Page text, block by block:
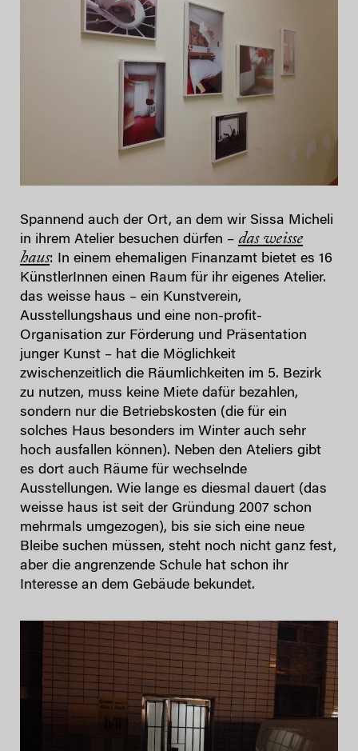
Spannend auch der Ort, an dem wir Sissa Micheli
in ihrem Atelier besuchen dürfen – das weisse
haus: In einem ehemaligen Finanzamt bietet es 16
KünstlerInnen einen Raum für ihr eigenes Atelier.
das weisse haus – ein Kunstverein,
Ausstellungshaus und eine non-profit-
Organisation zur Förderung und Präsentation
junger Kunst – hat die Möglichkeit
zwischenzeitlich die Räumlichkeiten im 5. Bezirk
zu nutzen, muss keine Miete dafür bezahlen,
sondern nur die Betriebskosten (die für ein
solches Haus besonders im Winter auch sehr
hoch ausfallen können). Neben den Ateliers gibt
es dort auch Räume für wechselnde
Ausstellungen. Wie lange es diesmal dauert (das
weisse haus ist seit der Gründung 2007 schon
mehrmals umgezogen), bis sie sich eine neue
Bleibe suchen müssen, steht noch nicht ganz fest,
aber die angrenzende Schule hat schon ihr
Interesse an dem Gebäude bekundet.